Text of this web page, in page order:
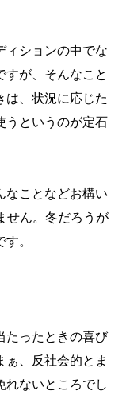
ィションの中でな
すが、そんなこと
は、状況に応じた
うというのが定石
なことなどお構い
せん。冬だろうが
。
たったときの喜び
、反社会的とま
れないところでし